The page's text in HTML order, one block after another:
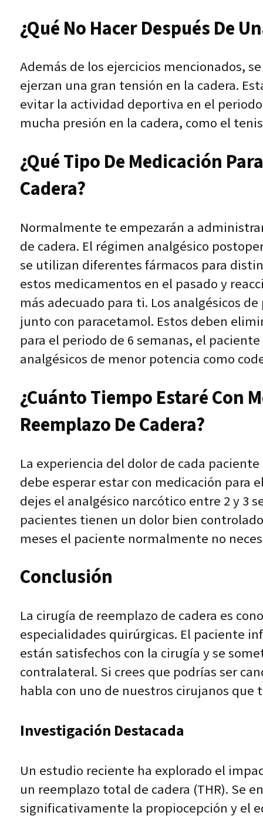
¿Qué No Hacer Después De
Además de los ejercicios mencionados,
ejerzan una gran tensión en la cadera.
evitar la actividad deportiva en el
mucha presión en la cadera, como el
¿Qué Tipo De Medicación
Cadera?
Normalmente te empezarán a
de cadera. El régimen analgésico
se utilizan diferentes fármacos para
estos medicamentos en el pasado y
más adecuado para ti. Los analgésicos
junto con paracetamol. Estos deben
para el periodo de 6 semanas, el
analgésicos de menor potencia como
¿Cuánto Tiempo Estaré Con
Reemplazo De Cadera?
La experiencia del dolor de cada
debe esperar estar con medicación
dejes el analgésico narcótico entre 2 y 3
pacientes tienen un dolor bien
meses el paciente normalmente no
Conclusión
La cirugía de reemplazo de cadera es
especialidades quirúrgicas. El paciente
están satisfechos con la cirugía y se
contralateral. Si crees que podrías ser
habla con uno de nuestros cirujanos que
Investigación Destacada
Un estudio reciente ha explorado el
un reemplazo total de cadera (THR). Se
significativamente la propiocepción y el